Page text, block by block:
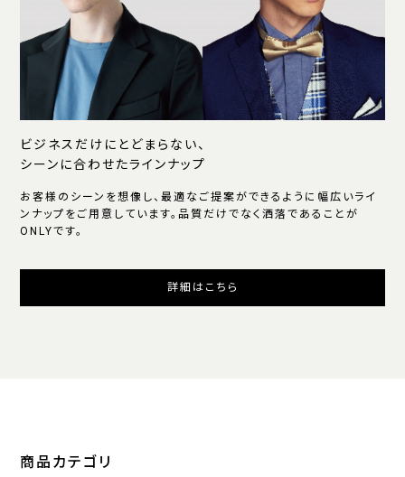
ビジネスだけにとどまらない、
シーンに合わせたラインナップ
お客様のシーンを想像し、最適なご提案ができるように幅広いライ
ンナップをご用意しています。品質だけでなく洒落であることが
ONLYです。
詳細はこちら
商品カテゴリ